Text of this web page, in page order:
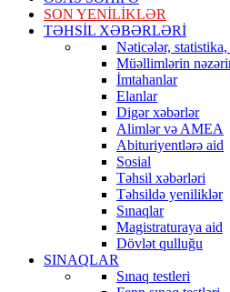
SON YENİLİKLƏR
TƏHSİL XƏBƏRLƏRİ
Nəticələr,
Müəllimlərin
İmtahanlar
Elanlar
Digər xəbərlər
Alimlər və AMEA
Abituriyentlərə aid
Sosial
Təhsil xəbərləri
Təhsildə yeniliklər
Sınaqlar
Magistraturaya aid
Dövlət qulluğu
SINAQLAR
Sınaq testleri